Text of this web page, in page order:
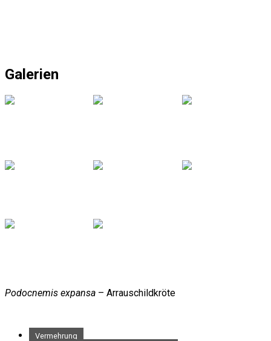
Galerien
Podocnemis expansa – Arrauschildkröte
Vermehrung